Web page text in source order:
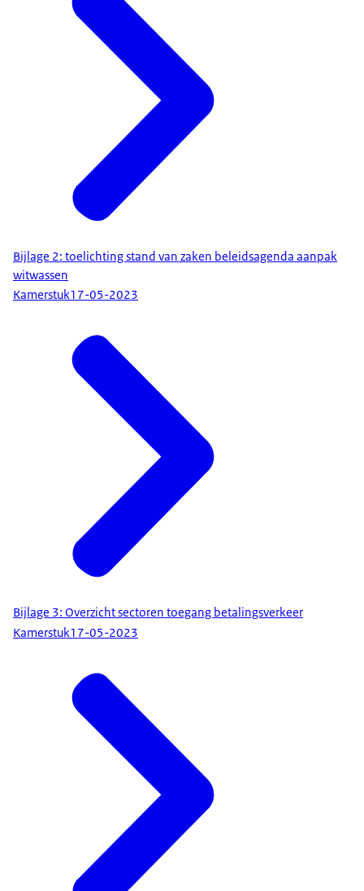
Bijlage 2: toelichting stand van zaken beleidsagenda aanpak
witwassen
Kamerstuk17-05-2023
Bijlage 3: Overzicht sectoren toegang betalingsverkeer
Kamerstuk17-05-2023